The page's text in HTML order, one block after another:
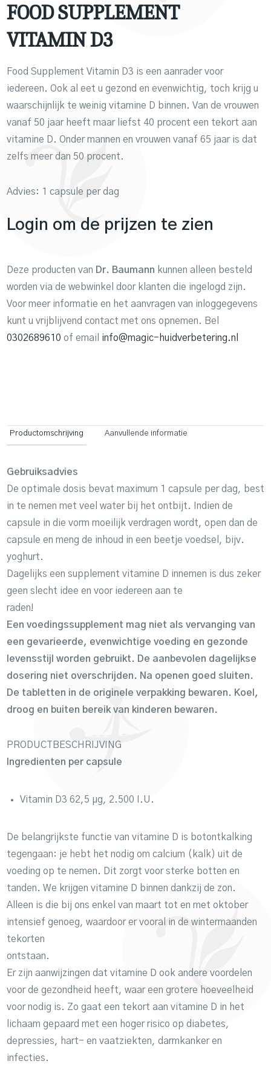
FOOD SUPPLEMENT
VITAMIN D3
Food Supplement Vitamin D3 is een aanrader voor
iedereen. Ook al eet u gezond en evenwichtig, toch krijg u
waarschijnlijk te weinig vitamine D binnen. Van de vrouwen
vanaf 50 jaar heeft maar liefst 40 procent een tekort aan
vitamine D. Onder mannen en vrouwen vanaf 65 jaar is dat
zelfs meer dan 50 procent.
Advies: 1 capsule per dag
Login om de prijzen te zien
Deze producten van Dr. Baumann kunnen alleen besteld
worden via de webwinkel door klanten die ingelogd zijn.
Voor meer informatie en het aanvragen van inloggegevens
kunt u vrijblijvend contact met ons opnemen. Bel
0302689610 of email info@magic-huidverbetering.nl
Productomschrijving Aanvullende informatie
Gebruiksadvies
De optimale dosis bevat maximum 1 capsule per dag, best
in te nemen met veel water bij het ontbijt. Indien de
capsule in die vorm moeilijk verdragen wordt, open dan de
capsule en meng de inhoud in een beetje voedsel, bijv.
yoghurt.
Dagelijks een supplement vitamine D innemen is dus zeker
geen slecht idee en voor iedereen aan te
raden!
Een voedingssupplement mag niet als vervanging van
een gevarieerde, evenwichtige voeding en gezonde
levensstijl worden gebruikt. De aanbevolen dagelijkse
dosering niet overschrijden. Na openen goed sluiten.
De tabletten in de originele verpakking bewaren. Koel,
droog en buiten bereik van kinderen bewaren.
PRODUCTBESCHRIJVING
Ingredienten per capsule
Vitamin D3 62,5 µg, 2.500 I.U.
De belangrijkste functie van vitamine D is botontkalking
tegengaan: je hebt het nodig om calcium (kalk) uit de
voeding op te nemen. Dit zorgt voor sterke botten en
tanden. We krijgen vitamine D binnen dankzij de zon.
Alleen is die bij ons enkel van maart tot en met oktober
intensief genoeg, waardoor er vooral in de wintermaanden
tekorten
ontstaan.
Er zijn aanwijzingen dat vitamine D ook andere voordelen
voor de gezondheid heeft, waar een grotere hoeveelheid
voor nodig is. Zo gaat een tekort aan vitamine D in het
lichaam gepaard met een hoger risico op diabetes,
depressies, hart- en vaatziekten, darmkanker en
infecties.